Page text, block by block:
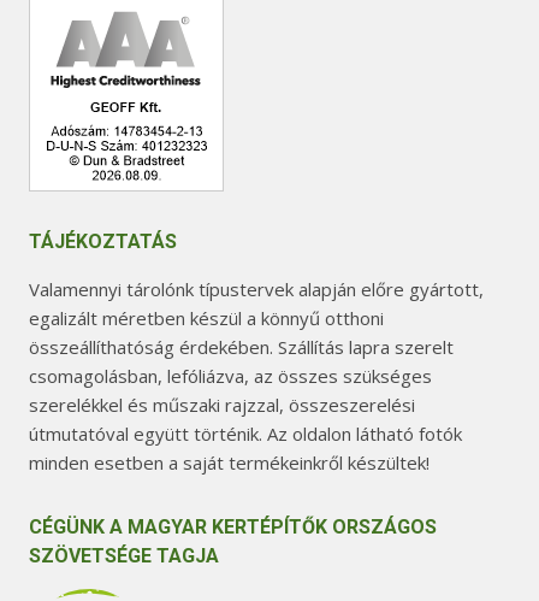
TÁJÉKOZTATÁS
Valamennyi tárolónk típustervek alapján előre gyártott,
egalizált méretben készül a könnyű otthoni
összeállíthatóság érdekében. Szállítás lapra szerelt
csomagolásban, lefóliázva, az összes szükséges
szerelékkel és műszaki rajzzal, összeszerelési
útmutatóval együtt történik. Az oldalon látható fotók
minden esetben a saját termékeinkről készültek!
CÉGÜNK A MAGYAR KERTÉPÍTŐK ORSZÁGOS
SZÖVETSÉGE TAGJA